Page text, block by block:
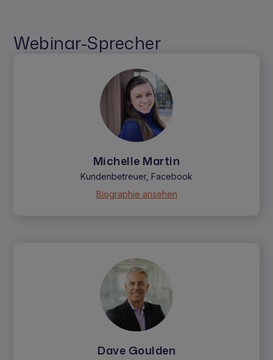
Webinar-Sprecher
Michelle Martin
Kundenbetreuer, Facebook
Biographie ansehen
Dave Goulden